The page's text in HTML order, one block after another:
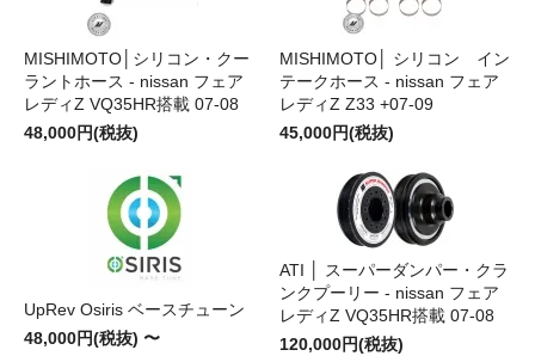
MISHIMOTO│シリコン・クー
ラントホース - nissan フェア
レディZ VQ35HR搭載 07-08
48,000円(税抜)
MISHIMOTO│ シリコン イン
テークホース - nissan フェア
レディZ Z33 +07-09
45,000円(税抜)
UpRev Osiris ベースチューン
48,000円(税抜) 〜
ATI │ スーパーダンパー・クラ
ンクプーリー - nissan フェア
レディZ VQ35HR搭載 07-08
120,000円(税抜)